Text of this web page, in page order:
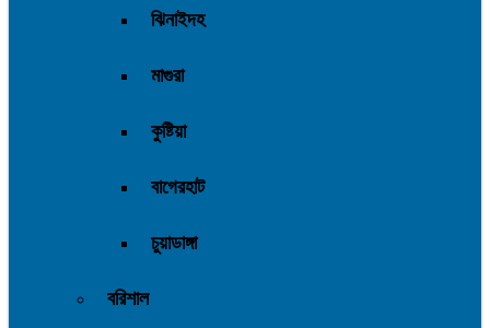
ঝিনাইদহ
মাগুরা
কুষ্টিয়া
বাগেরহাট
চুয়াডাঙ্গা
বরিশাল